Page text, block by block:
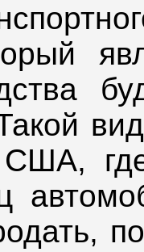
где